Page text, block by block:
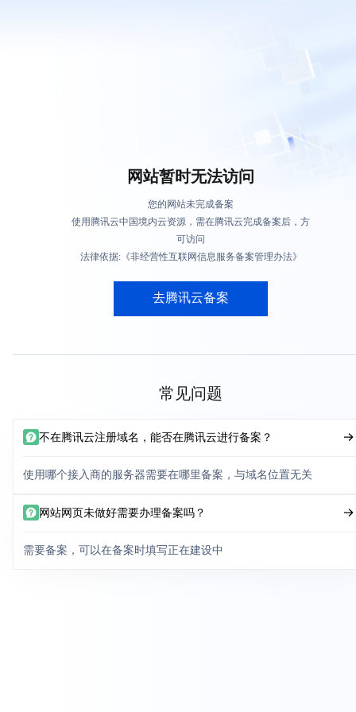
网站暂时无法访问
您的网站未完成备案
使用腾讯云中国境内云资源，需在腾讯云完成备案后，方
可访问
法律依据:《非经营性互联网信息服务备案管理办法》
去腾讯云备案
常见问题
不在腾讯云注册域名，能否在腾讯云进行备案？
使用哪个接入商的服务器需要在哪里备案，与域名位置无关
网站网页未做好需要办理备案吗？
需要备案，可以在备案时填写正在建设中